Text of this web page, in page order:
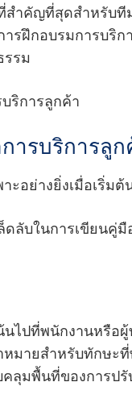
สําคัญที่สุดสําหรับ
รฝึกอบรมการบริ
รม
ริการลูกค้า
ารบริการลูก
ะอย่างยิ่งเมื่อเริ่ม
ลับในการเขียนคู่
ไปที่พนักงานหรือ
มายสําหรับทักษะ
ลุมพื้นที่ของการปรั